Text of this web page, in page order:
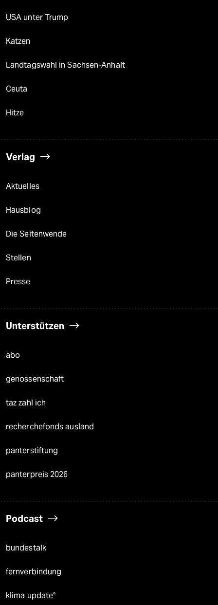
USA unter Trump
Katzen
Landtagswahl in Sachsen-Anhalt
Ceuta
Hitze
Verlag
Aktuelles
Hausblog
Die Seitenwende
Stellen
Presse
Unterstützen
abo
genossenschaft
taz zahl ich
recherchefonds ausland
panterstiftung
panterpreis 2026
Podcast
bundestalk
fernverbindung
klima update°